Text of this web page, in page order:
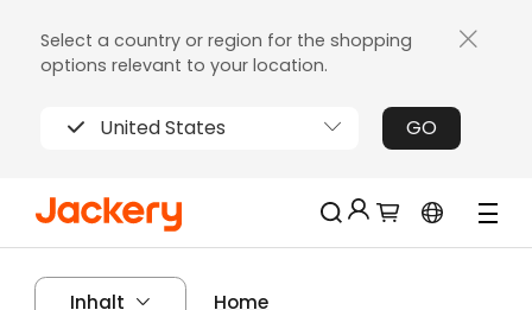
Select a country or region for the shopping
options relevant to your location.
United States GO
Jackery-Mitgliedschaft für mehrere
Inhalt Home